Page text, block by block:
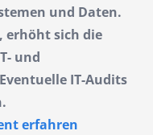
und Daten.
erhöht sich die
und
IT-Audits
erfahren